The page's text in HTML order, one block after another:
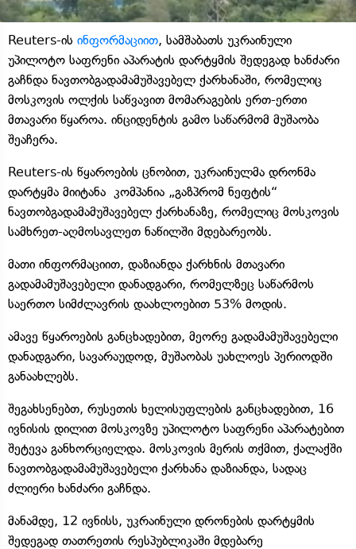
Reuters-ის ინფორმაციით, სამშაბათს უკრაინული
უპილოტო საფრენი აპარატის დარტყმის შედეგად ხანძარი
გაჩნდა ნავთობგადამამუშავებელ ქარხანაში, რომელიც
მოსკოვის ოლქის საწვავით მომარაგების ერთ-ერთი
მთავარი წყაროა. ინციდენტის გამო საწარმომ მუშაობა
შეაჩერა.
Reuters-ის წყაროების ცნობით, უკრაინულმა დრონმა
დარტყმა მიიტანა კომპანია „გაზპრომ ნეფტის“
ნავთობგადამამუშავებელ ქარხანაზე, რომელიც მოსკოვის
სამხრეთ-აღმოსავლეთ ნაწილში მდებარეობს.
მათი ინფორმაციით, დაზიანდა ქარხნის მთავარი
გადამამუშავებელი დანადგარი, რომელზეც საწარმოს
საერთო სიმძლავრის დაახლოებით 53% მოდის.
ამავე წყაროების განცხადებით, მეორე გადამამუშავებელი
დანადგარი, სავარაუდოდ, მუშაობას უახლოეს პერიოდში
განაახლებს.
შეგახსენებთ, რუსეთის ხელისუფლების განცხადებით, 16
ივნისის დილით მოსკოვზე უპილოტო საფრენი აპარატებით
შეტევა განხორციელდა. მოსკოვის მერის თქმით, ქალაქში
ნავთობგადამამუშავებელი ქარხანა დაზიანდა, სადაც
ძლიერი ხანძარი გაჩნდა.
მანამდე, 12 ივნისს, უკრაინული დრონების დარტყმის
შედეგად თათრეთის რესპუბლიკაში მდებარე